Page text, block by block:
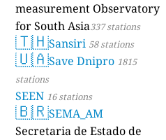
measurement Observatory
for South Asia337 stations
🇹🇭Sansiri 58 stations
🇺🇦Save Dnipro 1815
stations
SEEN 16 stations
🇧🇷SEMA_AM
Secretaria de Estado de